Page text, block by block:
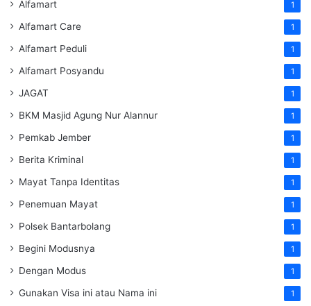
Alfamart 1
Alfamart Care 1
Alfamart Peduli 1
Alfamart Posyandu 1
JAGAT 1
BKM Masjid Agung Nur Alannur 1
Pemkab Jember 1
Berita Kriminal 1
Mayat Tanpa Identitas 1
Penemuan Mayat 1
Polsek Bantarbolang 1
Begini Modusnya 1
Dengan Modus 1
Gunakan Visa ini atau Nama ini 1